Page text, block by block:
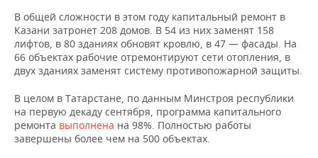
В общей сложности в этом году капитальный ремонт в
Казани затронет 208 домов. В 54 из них заменят 158
лифтов, в 80 зданиях обновят кровлю, в 47 — фасады. На
66 объектах рабочие отремонтируют сети отопления, в
двух зданиях заменят систему противопожарной защиты.
В целом в Татарстане, по данным Минстроя республики
на первую декаду сентября, программа капитального
ремонта выполнена на 98%. Полностью работы
завершены более чем на 500 объектах.